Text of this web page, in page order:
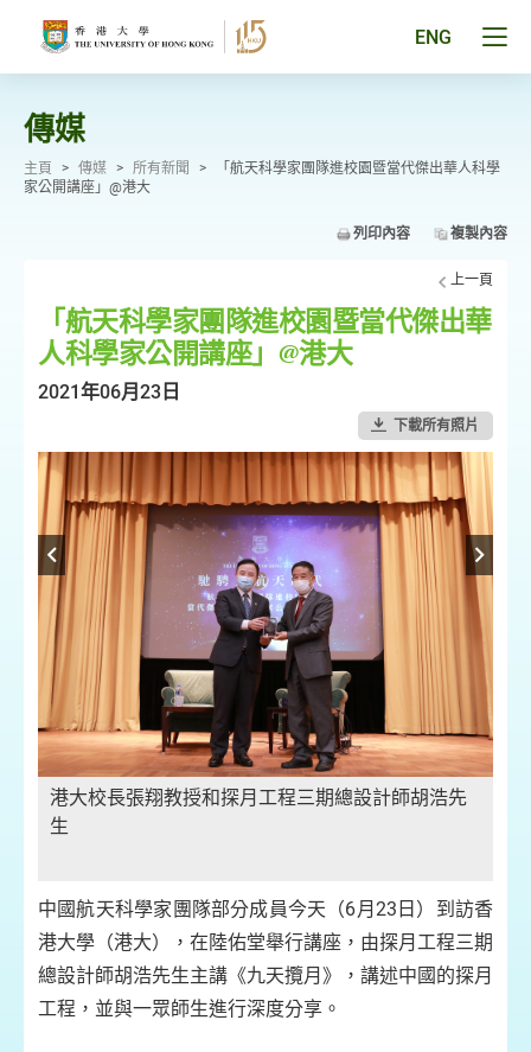
ENG
傳媒
主頁 > 傳媒 > 所有新聞 >
「航天科學家團隊進校園暨當代傑出華人科學
家公開講座」@港大
列印內容 複製內容
上一頁
「航天科學家團隊進校園暨當代傑出華
人科學家公開講座」@港大
2021年06月23日
下載所有照片
港大校長張翔教授和探月工程三期總設計師胡浩先
生
中國航天科學家團隊部分成員今天（6月23日）到訪香
港大學（港大），在陸佑堂舉行講座，由探月工程三期
總設計師胡浩先生主講《九天攬月》，講述中國的探月
工程，並與一眾師生進行深度分享。